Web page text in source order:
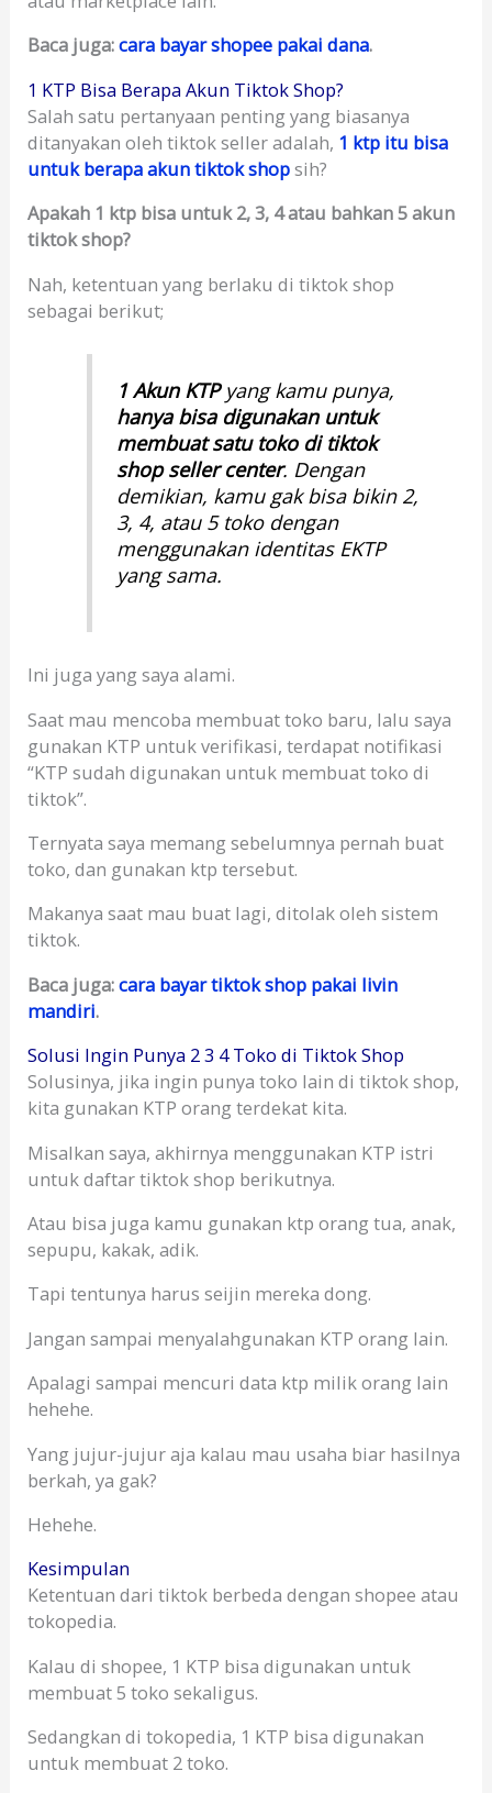
Baca juga:cara bayar shopee pakai dana.
1 KTP Bisa Berapa Akun Tiktok Shop?
Salah satu pertanyaan penting yang biasanya
ditanyakan oleh tiktok seller adalah, 1 ktp itu bisa
untuk berapa akun tiktok shopsih?
Apakah 1 ktp bisa untuk 2, 3, 4 atau bahkan 5 akun
tiktok shop?
Nah, ketentuan yang berlaku di tiktok shop
sebagai berikut;
1 Akun KTPyang kamu punya,
hanya bisa digunakan untuk
membuat satu toko di tiktok
shop seller center. Dengan
demikian, kamu gak bisa bikin 2,
3, 4, atau 5 toko dengan
menggunakan identitas EKTP
yang sama.
Ini juga yang saya alami.
Saat mau mencoba membuat toko baru, lalu saya
gunakan KTP untuk verifikasi, terdapat notifikasi
“KTP sudah digunakan untuk membuat toko di
tiktok”.
Ternyata saya memang sebelumnya pernah buat
toko, dan gunakan ktp tersebut.
Makanya saat mau buat lagi, ditolak oleh sistem
tiktok.
Baca juga:cara bayar tiktok shop pakai livin
mandiri.
Solusi Ingin Punya 2 3 4 Toko di Tiktok Shop
Solusinya, jika ingin punya toko lain di tiktok shop,
kita gunakan KTP orang terdekat kita.
Misalkan saya, akhirnya menggunakan KTP istri
untuk daftar tiktok shop berikutnya.
Atau bisa juga kamu gunakan ktp orang tua, anak,
sepupu, kakak, adik.
Tapi tentunya harus seijin mereka dong.
Jangan sampai menyalahgunakan KTP orang lain.
Apalagi sampai mencuri data ktp milik orang lain
hehehe.
Yang jujur-jujur aja kalau mau usaha biar hasilnya
berkah, ya gak?
Hehehe.
Kesimpulan
Ketentuan dari tiktok berbeda dengan shopee atau
tokopedia.
Kalau di shopee, 1 KTP bisa digunakan untuk
membuat 5 toko sekaligus.
Sedangkan di tokopedia, 1 KTP bisa digunakan
untuk membuat 2 toko.